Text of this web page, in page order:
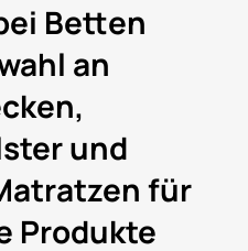
Betten
an
und
für
Produkte